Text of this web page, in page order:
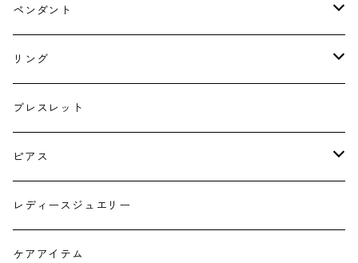
ゴールド・プラチナ
シルバー
ペンダント
ゴールド
シルバー
リング
ゴールド
シルバー
ブレスレット
ピアス
ゴールド フープタイプ
シルバー フープタイプ
レディースジュエリー
ケアアイテム